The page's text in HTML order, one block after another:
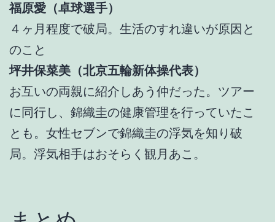
福原愛（卓球選手）
４ヶ月程度で破局。生活のすれ違いが原因と
のこと
坪井保菜美（北京五輪新体操代表）
お互いの両親に紹介しあう仲だった。ツアー
に同行し、錦織圭の健康管理を行っていたこ
とも。女性セブンで錦織圭の浮気を知り破
局。浮気相手はおそらく観月あこ。